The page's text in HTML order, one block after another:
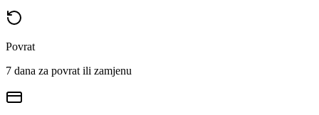
Povrat
7 dana za povrat ili zamjenu